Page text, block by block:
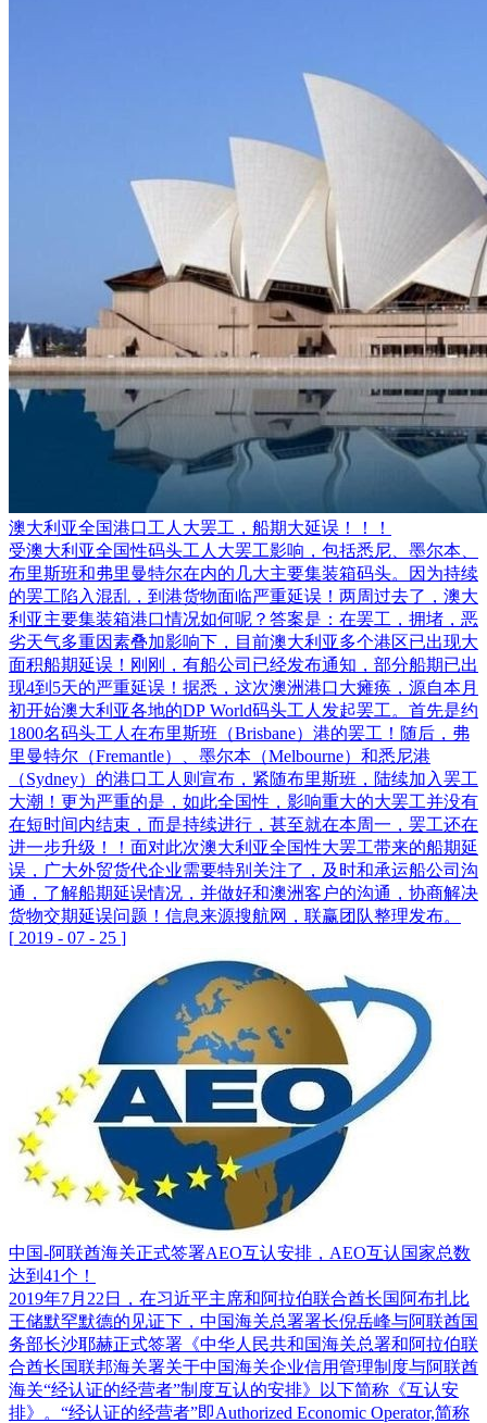
澳大利亚全国港口工人大罢工，船期大延误！！！
受澳大利亚全国性码头工人大罢工影响，包括悉尼、墨尔本、
布里斯班和弗里曼特尔在内的几大主要集装箱码头。因为持续
的罢工陷入混乱，到港货物面临严重延误！两周过去了，澳大
利亚主要集装箱港口情况如何呢？答案是：在罢工，拥堵，恶
劣天气多重因素叠加影响下，目前澳大利亚多个港区已出现大
面积船期延误！刚刚，有船公司已经发布通知，部分船期已出
现4到5天的严重延误！据悉，这次澳洲港口大瘫痪，源自本月
初开始澳大利亚各地的DP World码头工人发起罢工。首先是约
1800名码头工人在布里斯班（Brisbane）港的罢工！随后，弗
里曼特尔（Fremantle）、墨尔本（Melbourne）和悉尼港
（Sydney）的港口工人则宣布，紧随布里斯班，陆续加入罢工
大潮！更为严重的是，如此全国性，影响重大的大罢工并没有
在短时间内结束，而是持续进行，甚至就在本周一，罢工还在
进一步升级！！面对此次澳大利亚全国性大罢工带来的船期延
误，广大外贸货代企业需要特别关注了，及时和承运船公司沟
通，了解船期延误情况，并做好和澳洲客户的沟通，协商解决
货物交期延误问题！信息来源搜航网，联赢团队整理发布。
[ 2019 - 07 - 25 ]
中国-阿联酋海关正式签署AEO互认安排，AEO互认国家总数
达到41个！
2019年7月22日，在习近平主席和阿拉伯联合酋长国阿布扎比
王储默罕默德的见证下，中国海关总署署长倪岳峰与阿联酋国
务部长沙耶赫正式签署《中华人民共和国海关总署和阿拉伯联
合酋长国联邦海关署关于中国海关企业信用管理制度与阿联酋
海关“经认证的经营者”制度互认的安排》以下简称《互认安
排》。“经认证的经营者”即Authorized Economic Operator,简称